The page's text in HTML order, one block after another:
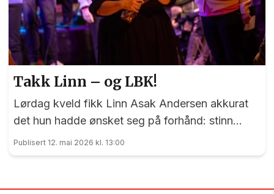
Takk Linn – og LBK!
Lørdag kveld fikk Linn Asak Andersen akkurat
det hun hadde ønsket seg på forhånd: stinn
brakke i låven på Minne Gård.
Publisert 12. mai 2026 kl. 13:00